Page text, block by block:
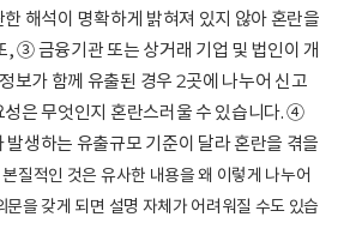
한 해석이 명확하게 밝혀져 있지 않아 혼란을
, ③ 금융기관 또는 상거래 기업 및 법인이 개
보가 함께 유출된 경우 2곳에 나누어 신고
성은 무엇인지 혼란스러울 수 있습니다. ④
발생하는 유출규모 기준이 달라 혼란을 겪을
질적인 것은 유사한 내용을 왜 이렇게 나누어
을 갖게 되면 설명 자체가 어려워질 수도 있습